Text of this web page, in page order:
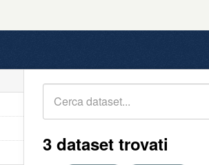
3 dataset trovati